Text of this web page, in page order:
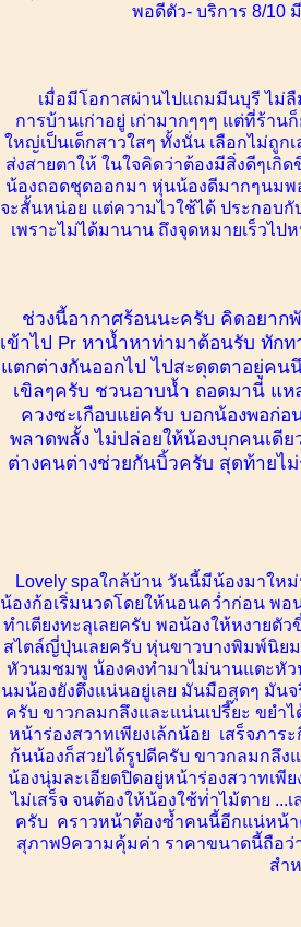
พอดีตัว- บริการ 8/10
เมื่อมีโอกาสผ่านไปแถมมีนบุรี ไม่ลื
การบ้านเก่าอยู่ เก่ามากๆๆๆ แต่ที่ร้า
ใหญ่เป็นเด็กสาวใสๆ ทั้งนั่น เลือกไม่ถู
ส่งสายตาให้ ในใจคิดว่าต้องมีสิ่งดีๆเ
น้องถอดชุดออกมา หุ่นน้องดีมากๆนมพ
จะสั้นหน่อย แต่ความไวใช้ได้ ประกอบ
เพราะไม่ได้มานาน ถึงจุดหมายเร็วไ
ช่วงนี้อากาศร้อนนะครับ คิดอยากพั
เข้าไป Pr หาน้ำหาท่ามาต้อนรับ ทักท
แตกต่างกันออกไป ไปสะดุดตาอยู่คน
เขิลๆครับ ชวนอาบน้ำ ถอดมานี่ แ
ควงซะเกือบแย่ครับ บอกน้องพอก่อ
พลาดพลั้ง ไม่ปล่อยให้น้องบุกคนเดี
ต่างคนต่างช่วยกันบิ้วครับ สุดท้ายไ
Lovely spaใกล้บ้าน วันนี้มีน้องมาให
น้องก้อเริ่มนวดโดยให้นอนคว่ำก่อน พ
ทำเตียงทะลุเลยครับ พอน้องให้หงายตั
สไตล์ญี่ปุ่นเลยครับ หุ่นขาวบางพิมพ์นิย
หัวนมชมพู น้องคงทำมาไม่นานแตะหั
นมน้องยังตึงแน่นอยู่เลย มันมือสุดๆ มัน
ครับ ขาวกลมกลึงและแน่นเปรี๊ยะ ขยำ
หน้าร่องสวาทเพียงเล้กน้อย เสร็จภา
ก้นน้องก็สวยได้รูปดีครับ ขาวกลมกลึง
น้องนุ่มละเอียดปิดอยู่หน้าร่องสวาทเพี
ไม่เสร็จ จนต้องให้น้องใช้ท่่าไม้ตาย
ครับ คราวหน้าต้องซ้ำคนนี้อีกแน่หน้า
สุภาพ9ความคุ้มค่า ราคาขนาดนี้ถือว่
สำ